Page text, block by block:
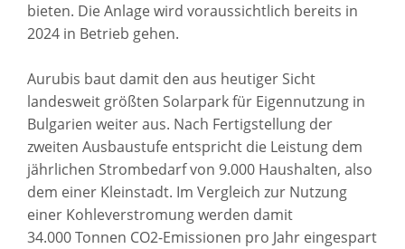
bieten. Die Anlage wird voraussichtlich bereits in
2024 in Betrieb gehen.
Aurubis baut damit den aus heutiger Sicht
landesweit größten Solarpark für Eigennutzung in
Bulgarien weiter aus. Nach Fertigstellung der
zweiten Ausbaustufe entspricht die Leistung dem
jährlichen Strombedarf von 9.000 Haushalten, also
dem einer Kleinstadt. Im Vergleich zur Nutzung
einer Kohleverstromung werden damit
34.000 Tonnen CO2-Emissionen pro Jahr eingespart